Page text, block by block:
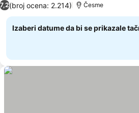
7,2(broj ocena: 2.214) Česme
Izaberi datume da bi se prikazale